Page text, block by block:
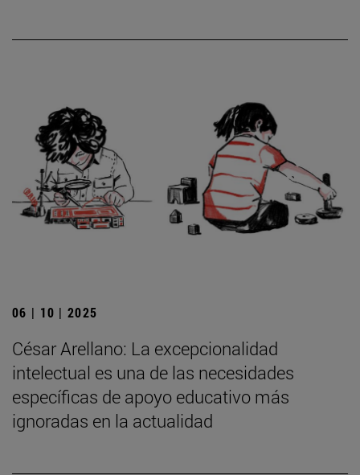
06 | 10 | 2025
César Arellano: La excepcionalidad
intelectual es una de las necesidades
específicas de apoyo educativo más
ignoradas en la actualidad